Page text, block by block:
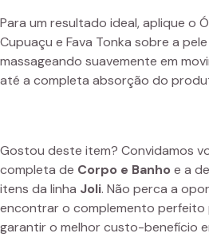
Para um resultado ideal, aplique o
Cupuaçu e Fava Tonka sobre a
massageando suavemente em
até a completa absorção do
Gostou deste item? Convidamos
completa de Corpo e Banho e a
itens da linha Joli. Não perca a
encontrar o complemento perfeito
garantir o melhor custo-benefício